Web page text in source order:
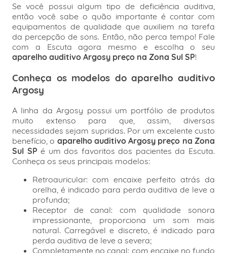
Se você possui algum tipo de deficiência auditiva,
então você sabe o quão importante é contar com
equipamentos de qualidade que auxiliem na tarefa
da percepção de sons. Então, não perca tempo! Fale
com a Escuta agora mesmo e escolha o seu
aparelho auditivo Argosy preço na Zona Sul SP!
Conheça osmodelos do aparelho auditivo
Argosy
A linha da Argosy possui um portfólio de produtos
muito extenso para que, assim, diversas
necessidades sejam supridas. Por um excelente custo
benefício, o aparelho auditivo Argosy preço na Zona
Sul SP é um dos favoritos dos pacientes da Escuta.
Conheça os seus principais modelos:
Retroauricular: com encaixe perfeito atrás da
orelha, é indicado para perda auditiva de leve a
profunda;
Receptor de canal: com qualidade sonora
impressionante, proporciona um som mais
natural. Carregável e discreto, é indicado para
perda auditiva de leve a severa;
Completamente no canal: com encaixe no fundo